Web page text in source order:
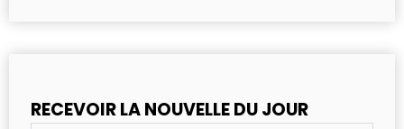
RECEVOIR LA NOUVELLE DU JOUR